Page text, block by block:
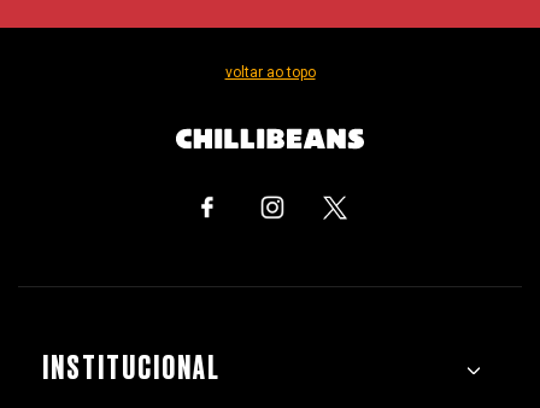
voltar ao topo
INSTITUCIONAL